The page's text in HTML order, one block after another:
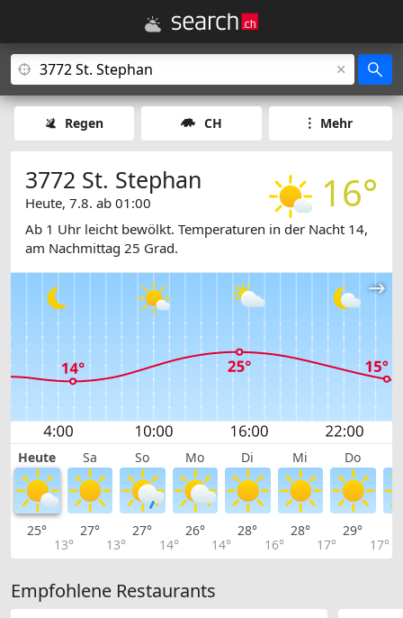
Regen CH Mehr
16°
3772 St. Stephan
Heute, 7.8. ab 01:00
Ab 1 Uhr leicht bewölkt. Temperaturen in der Nacht 14,
am Nachmittag 25 Grad.
Heute Sa So Mo Di Mi Do
25°
13°
27°
13°
27°
14°
26°
14°
28°
16°
28°
17°
29°
17°
Empfohlene Restaurants